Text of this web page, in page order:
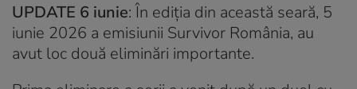
UPDATE 6 iunie: În ediția din această seară, 5
iunie 2026 a emisiunii Survivor România, au
avut loc două eliminări importante.